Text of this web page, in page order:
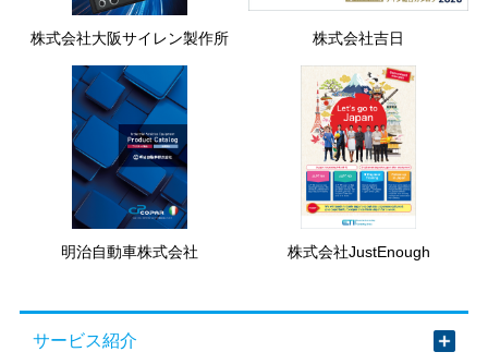
株式会社大阪サイレン製作所 株式会社吉日
明治自動車株式会社 株式会社JustEnough
サービス紹介